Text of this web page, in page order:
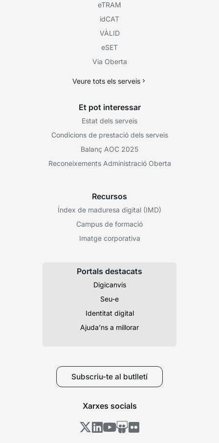
eTRAM
idCAT
VÀLID
eSET
Via Oberta
Veure tots els serveis
Et pot interessar
Estat dels serveis
Condicions de prestació dels serveis
Balanç AOC 2025
Reconeixements Administració Oberta
Recursos
Índex de maduresa digital (IMD)
Campus de formació
Imatge corporativa
Portals destacats
Digicanvis
Seu-e
Identitat digital
Ajuda’ns a millorar
Subscriu-te al butlletí
Xarxes socials